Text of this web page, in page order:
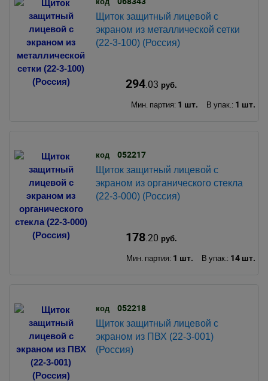
Щиток защитный лицевой с
экраном из металлической сетки
(22-3-100) (Россия)
294.03 руб.
Мин. партия: 1 шт. В упак.: 1 шт.
код 052217
Щиток защитный лицевой с
экраном из органического стекла
(22-3-000) (Россия)
178.20 руб.
Мин. партия: 1 шт. В упак.: 14 шт.
код 052218
Щиток защитный лицевой с
экраном из ПВХ (22-3-001)
(Россия)